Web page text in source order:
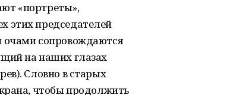
«портреты»,
этих председателей
очами сопровождаются
на наших глазах
Словно в старых
чтобы продолжить